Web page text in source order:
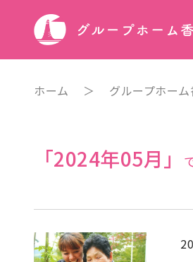
ホーム ＞ グループホー
「2024年05月」